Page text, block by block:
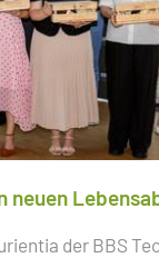
neuen
der BBS